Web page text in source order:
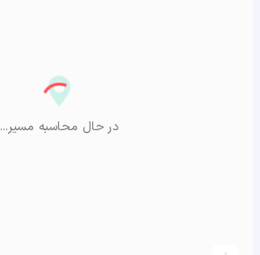
در حال محاسبه مسیر...